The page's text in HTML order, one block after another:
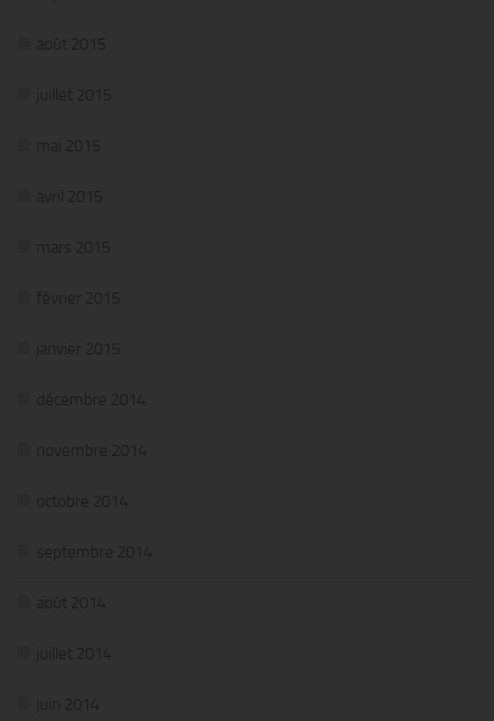
août 2015
juillet 2015
mai 2015
avril 2015
mars 2015
février 2015
janvier 2015
décembre 2014
novembre 2014
octobre 2014
septembre 2014
août 2014
juillet 2014
juin 2014